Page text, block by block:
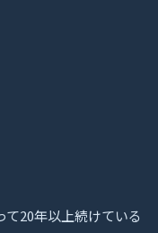
20年以上続けている